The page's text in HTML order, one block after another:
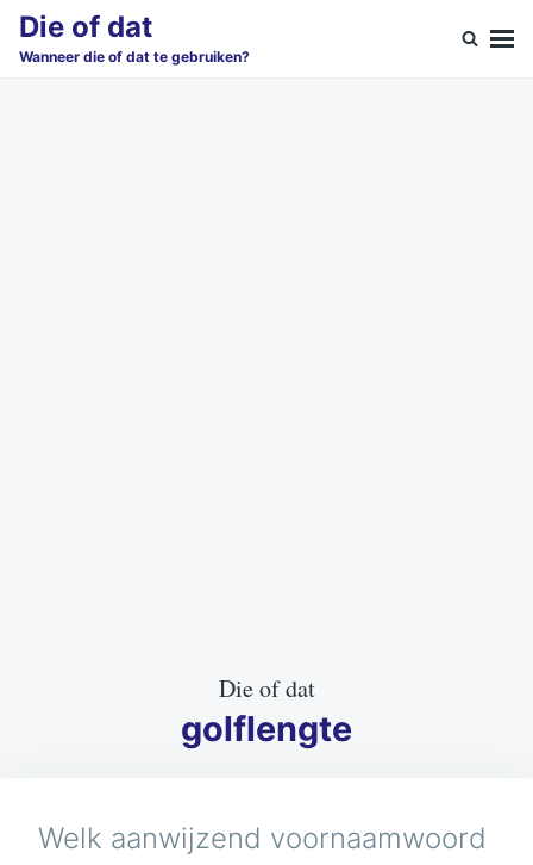
SkipSearch
for:
Die of dat
Wanneer die of dat te gebruiken?
Die of dat
golflengte
Welk aanwijzend voornaamwoord